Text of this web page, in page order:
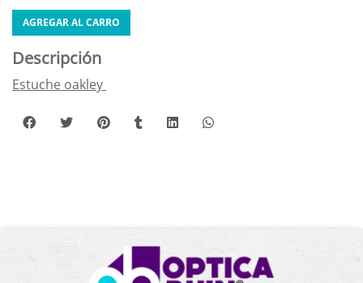
AGREGAR AL CARRO
Descripción
Estuche oakley